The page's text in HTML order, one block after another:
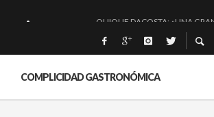
QUIQUE DACOSTA: «UNA
EL BARUCO DE ANERO: MUCHO MÁS
MONTIA: ESENCIAL Y
COMPLICIDAD GASTRONÓMICA